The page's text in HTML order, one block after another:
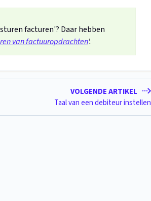
facturen'? Daar hebben
van factuuropdrachten'.
VOLGENDE ARTIKEL
Taal van een debiteur instellen